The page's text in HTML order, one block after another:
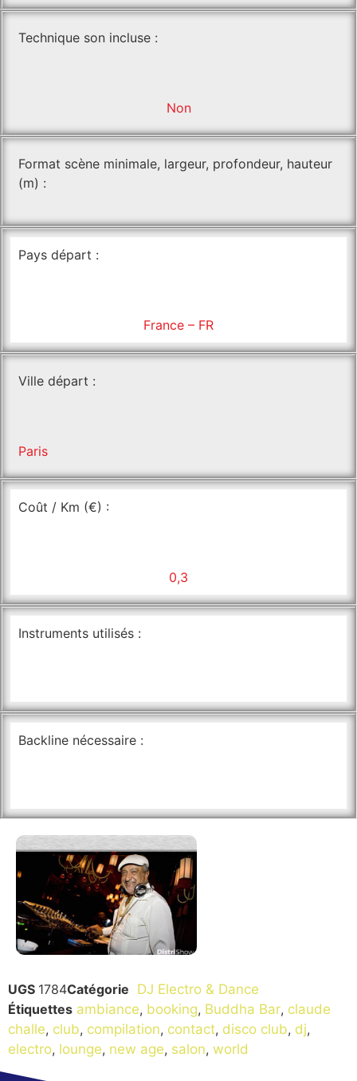
Technique son incluse :
Non
Format scène minimale, largeur, profondeur, hauteur
(m) :
Pays départ :
France – FR
Ville départ :
Paris
Coût / Km (€) :
0,3
Instruments utilisés :
Backline nécessaire :
UGS 1784Catégorie DJ Electro & Dance
Étiquettes ambiance, booking, Buddha Bar, claude
challe, club, compilation, contact, disco club, dj,
electro, lounge, new age, salon, world